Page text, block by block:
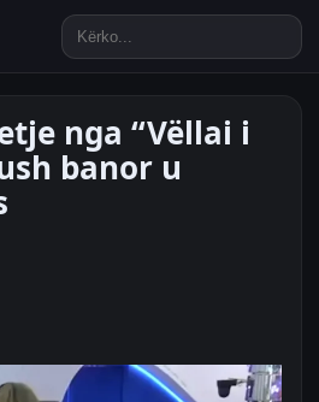
nga “Vëllai i
banor u